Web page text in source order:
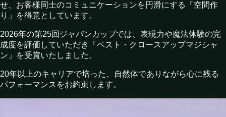
せ、お客様同士のコミュニケーションを円滑にする「空間作
り」を得意としています。
2026年の第25回ジャパンカップでは、表現力や魔法体験の完
成度を評価していただき「ベスト・クロースアップマジシャ
ン」を受賞いたしました。
20年以上のキャリアで培った、自然体でありながら心に残る
パフォーマンスをお約束します。